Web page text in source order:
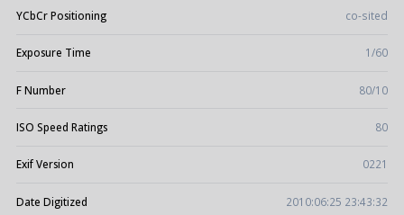
YCbCr Positioning co-sited
Exposure Time 1/60
F Number 80/10
ISO Speed Ratings 80
Exif Version 0221
Date Digitized 2010:06:25 23:43:32